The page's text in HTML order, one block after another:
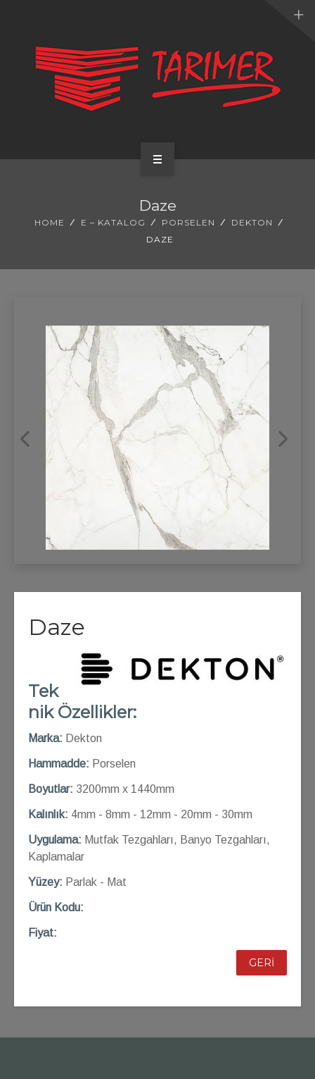
REFRANSLAR
Daze
HOME E – KATALOG PORSELEN
DEKTON
DAZE
Daze
Tek
nik Özellikler:
Marka: Dekton
Hammadde: Porselen
Boyutlar: 3200mm x 1440mm
Kalınlık: 4mm - 8mm - 12mm - 20mm - 30mm
Uygulama: Mutfak Tezgahları, Banyo Tezgahları,
Kaplamalar
Yüzey: Parlak - Mat
Ürün Kodu:
Fiyat:
GERİ